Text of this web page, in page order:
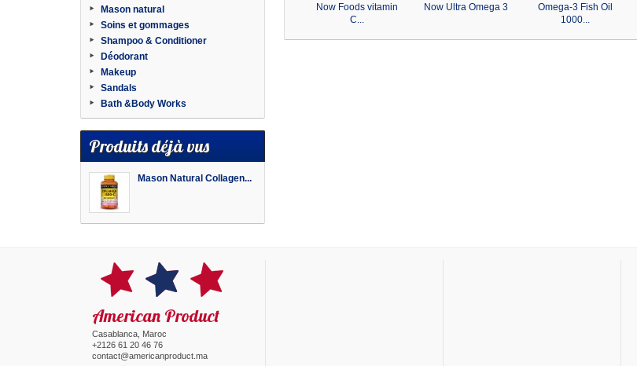
Mason natural
Soins et gommages
Shampoo & Conditioner
Déodorant
Makeup
Sandals
Bath &Body Works
Produits déjà vus
Mason Natural Collagen...
Now Foods vitamin
C...
Now Ultra Omega 3
Omega-3 Fish Oil
1000...
American Product
Casablanca, Maroc
+2126 61 20 46 76
contact@americanproduct.ma